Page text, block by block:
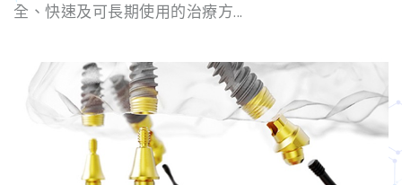
全、快速及可長期使用的治療方...